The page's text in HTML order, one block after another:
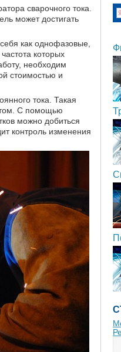
сварочного тока.
может достигать
как однофазовые,
которых
необходим
стоимостью и
тока. Такая
С помощью
можно добиться
контроль изменения